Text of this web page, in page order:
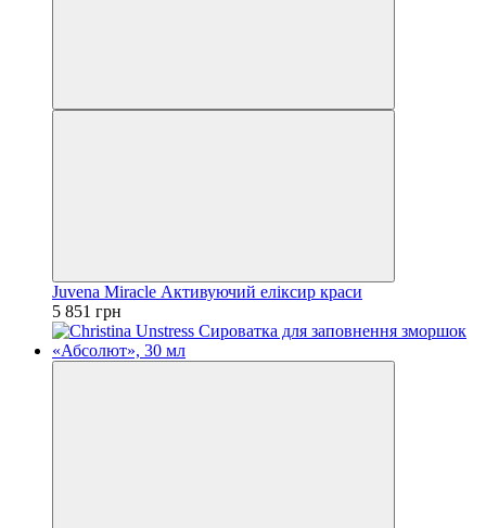
Juvena Miracle Активуючий еліксир краси
5 851 грн